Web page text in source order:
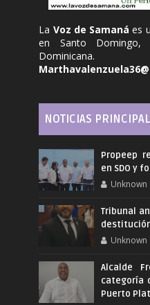
La Voz de Samanáes
en Santo Domingo,
Dominicana.
NOTICIAS
Propeep
en SDO y
Unknown
Tribunal
Unknown
Alcalde
categoría
Puerto